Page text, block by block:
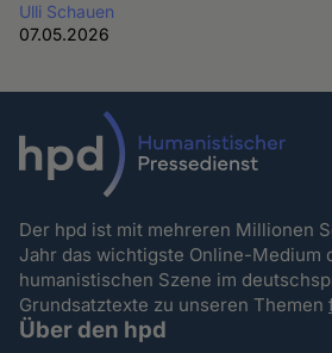
Ulli Schauen
07.05.2026
Der hpd ist mit mehreren Millionen
Jahr das wichtigste Online-Medium
humanistischen Szene im
Grundsatztexte zu unseren Themen
Über den hpd